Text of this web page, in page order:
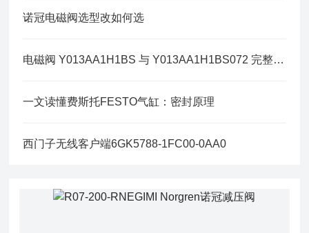
诺冠电磁阀选型改如何选
电磁阀 Y013AA1H1BS 与 Y013AA1H1BS072 完整区别
一文读懂费斯托FESTO气缸：密封原理
西门子无线客户端6GK5788-1FC00-0AA0